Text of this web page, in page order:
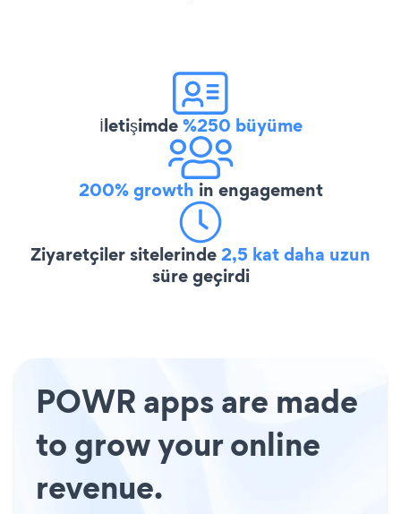
İletişimde%250 büyüme
200% growth in engagement
Ziyaretçiler sitelerinde2,5 kat daha uzun
süre geçirdi
POWR apps are made
to grow your online
revenue.